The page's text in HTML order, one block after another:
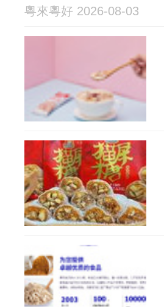
粵來粵好 2026-08-03